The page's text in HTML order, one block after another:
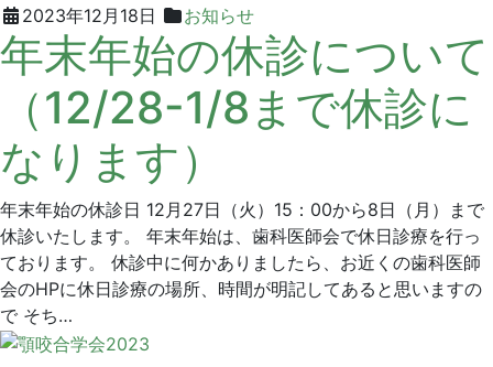
ニ
ッ
ク
2023年12月18日 お知らせ2023
年
12
月
18
グ
リ
ー
ン
デ
ル
ク
リ
ニ
ッ
年末年始の休診について
（12/28-1/8まで休診に
なります）
年末年始の休診日 12月27日（火）15：00から8日（月）まで
休診いたします。 年末年始は、歯科医師会で休日診療を行っ
ております。 休診中に何かありましたら、お近くの歯科医師
会のHPに休日診療の場所、時間が明記してあると思いますの
で そち…